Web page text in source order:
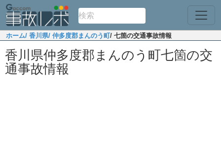
ホーム/ 香川県/ 仲多度郡まんのう町/ 七箇の交通事故情報
香川県仲多度郡まんのう町七箇の交
通事故情報